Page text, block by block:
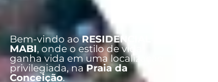
Bem-vindo aoRESIDENCIAL
MABI, onde o estilo de vida
ganha vida em uma localização
privilegiada, na Praia da
Conceição.